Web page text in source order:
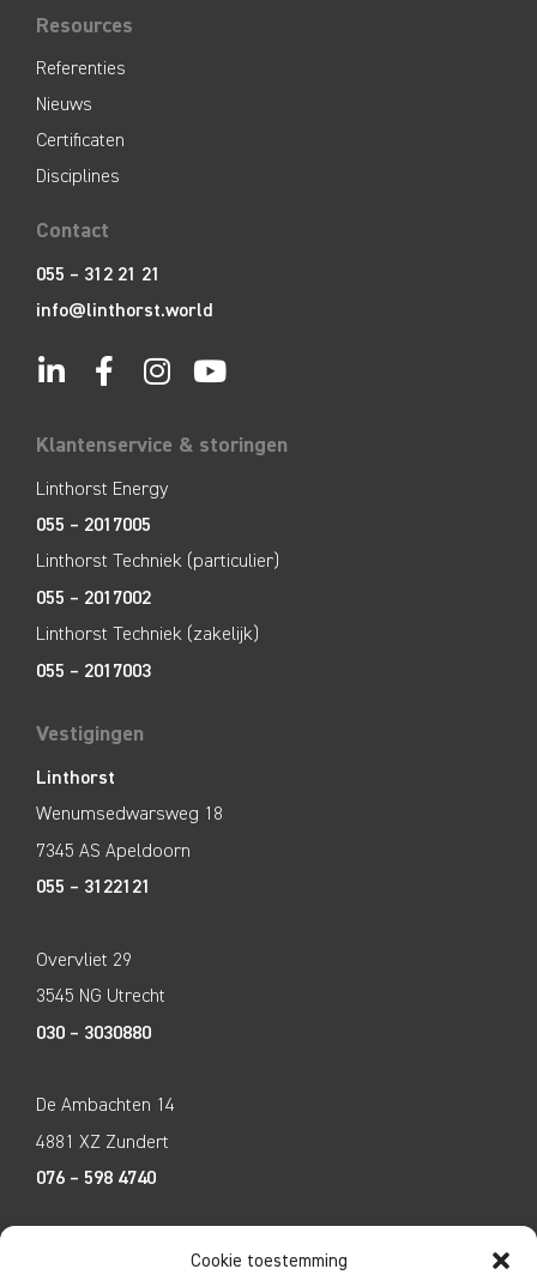
Cookie toestemming
Resources
Referenties
Nieuws
Certificaten
Disciplines
Contact
055 – 312 21 21
info@linthorst.world
Klantenservice & storingen
Linthorst Energy
055 – 2017005
Linthorst Techniek (particulier)
055 – 2017002
Linthorst Techniek (zakelijk)
055 – 2017003
Vestigingen
Linthorst
Wenumsedwarsweg 18
7345 AS Apeldoorn
055 – 3122121
Overvliet 29
3545 NG Utrecht
030 – 3030880
De Ambachten 14
4881 XZ Zundert
076 – 598 4740